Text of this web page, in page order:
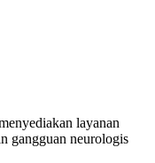
layanan
gangguan neurologis